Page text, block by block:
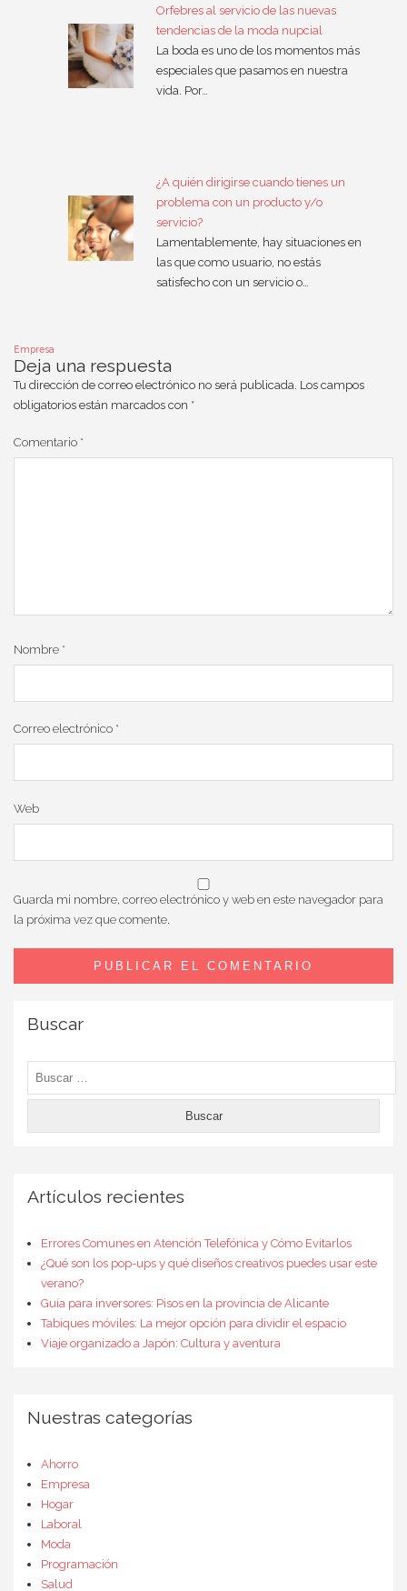
Orfebres al servicio de las nuevas
tendencias de la moda nupcial
La boda es uno de los momentos más
especiales que pasamos en nuestra
vida. Por…
¿A quién dirigirse cuando tienes un
problema con un producto y/o
servicio?
Lamentablemente, hay situaciones en
las que como usuario, no estás
satisfecho con un servicio o…
Empresa
Deja una respuesta
Tu dirección de correo electrónico no será publicada. Los campos
obligatorios están marcados con *
Comentario *
Nombre *
Correo electrónico *
Web
Guarda mi nombre, correo electrónico y web en este navegador para
la próxima vez que comente.
Buscar
Buscar:
Artículos recientes
Errores Comunes en Atención Telefónica y Cómo Evitarlos
¿Qué son los pop-ups y qué diseños creativos puedes usar este
verano?
Guía para inversores: Pisos en la provincia de Alicante
Tabiques móviles: La mejor opción para dividir el espacio
Viaje organizado a Japón: Cultura y aventura
Nuestras categorías
Ahorro
Empresa
Hogar
Laboral
Moda
Programación
Salud